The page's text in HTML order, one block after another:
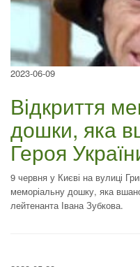
2023-06-09
Відкриття
дошки, яка
Героя
9 червня у Києві на вулиці
меморіальну дошку, яка
лейтенанта Івана Зубкова.